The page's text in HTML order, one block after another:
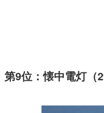
第9位：懐中電灯（